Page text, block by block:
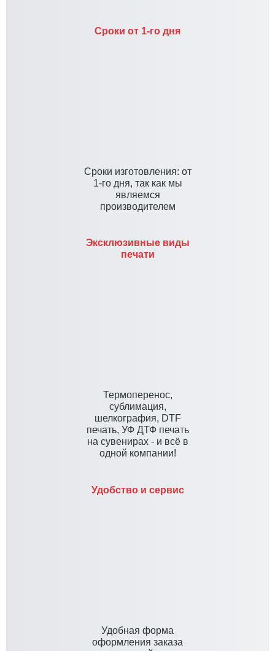
Сроки от 1-го дня
Cроки изготовления: от
1-го дня, так как мы
являемся
производителем
Эксклюзивные виды
печати
Термоперенос,
сублимация,
шелкография, DTF
печать, УФ ДТФ печать
на сувенирах - и всё в
одной компании!
Удобство и сервис
Удобная форма
оформления заказа